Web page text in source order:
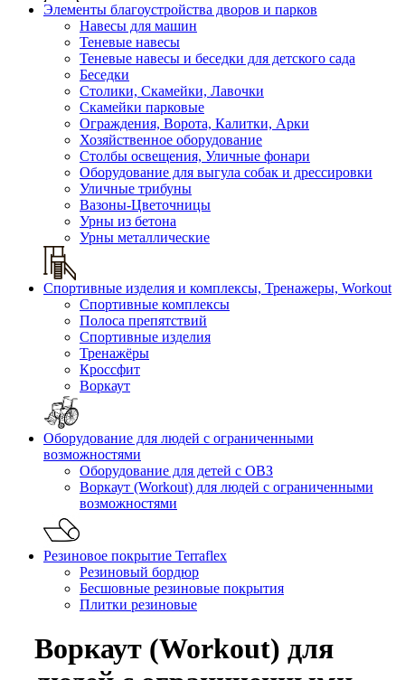
Элементы благоустройства дворов и парков
Навесы для машин
Теневые навесы
Теневые навесы и беседки для детского сада
Беседки
Столики, Скамейки, Лавочки
Скамейки парковые
Ограждения, Ворота, Калитки, Арки
Хозяйственное оборудование
Столбы освещения, Уличные фонари
Оборудование для выгула собак и дрессировки
Уличные трибуны
Вазоны-Цветочницы
Урны из бетона
Урны металлические
Спортивные изделия и комплексы, Тренажеры, Workout
Спортивные комплексы
Полоса препятствий
Спортивные изделия
Тренажёры
Кроссфит
Воркаут
Оборудование для людей с ограниченными
возможностями
Оборудование для детей с ОВЗ
Воркаут (Workout) для людей с ограниченными
возможностями
Резиновое покрытие Terraflex
Резиновый бордюр
Бесшовные резиновые покрытия
Плитки резиновые
Воркаут (Workout) для